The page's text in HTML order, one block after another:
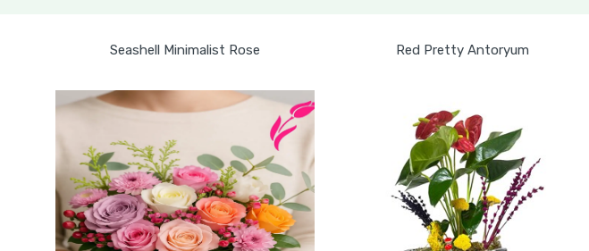
Seashell Minimalist Rose Red Pretty Antoryum